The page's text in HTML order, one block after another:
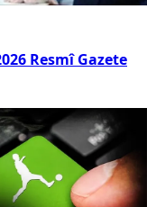
Resmî Gazete